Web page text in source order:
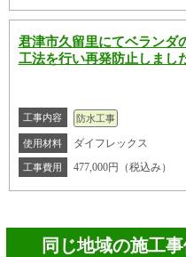
君津市久留里にてベランダ
工法を行い再発防止しまし
工事内容 防水工事
使用材料 ダイフレックス
工事費用 477,000円（税込み）
同じ地域の施工事